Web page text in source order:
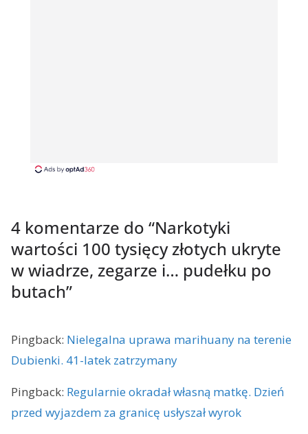
4 komentarze do “Narkotyki
wartości 100 tysięcy złotych ukryte
w wiadrze, zegarze i… pudełku po
butach”
Pingback: Nielegalna uprawa marihuany na terenie
Dubienki. 41-latek zatrzymany
Pingback: Regularnie okradał własną matkę. Dzień
przed wyjazdem za granicę usłyszał wyrok